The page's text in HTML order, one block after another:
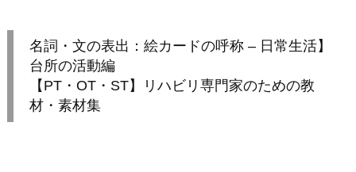
名詞・文の表出：絵カードの呼称 – 日常生活】
台所の活動編
【PT・OT・ST】リハビリ専門家のための教
材・素材集